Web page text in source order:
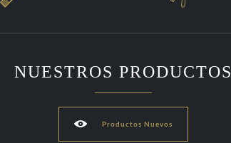
NUESTROS PRODUCTOS
 Productos Nuevos